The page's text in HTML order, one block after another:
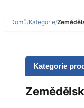
Domů/Kategorie/
Kategorie